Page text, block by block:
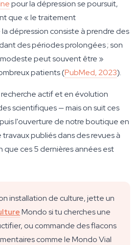
pour la dépression se poursuit,
que « le traitement
dépression consiste à prendre des
des périodes prolongées ; son
peut souvent être »
patients (PubMed, 2023).
actif et en évolution
scientifiques — mais on suit ces
l'ouverture de notre boutique en
publiés dans des revues à
que ces 5 dernières années est
installation de culture, jette un
Mondo si tu cherches une
ou commande des flacons
comme le Mondo Vial